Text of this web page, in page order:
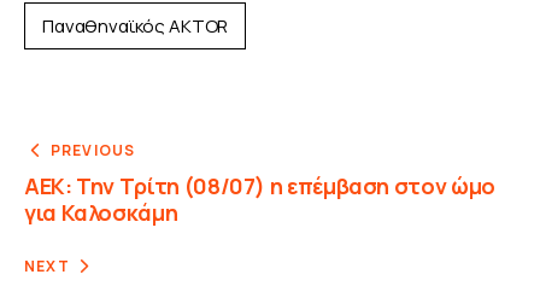
Παναθηναϊκός AKTOR
PREVIOUS
ΑΕΚ: Την Τρίτη (08/07) η επέμβαση στον ώμο
για Καλοσκάμη
NEXT